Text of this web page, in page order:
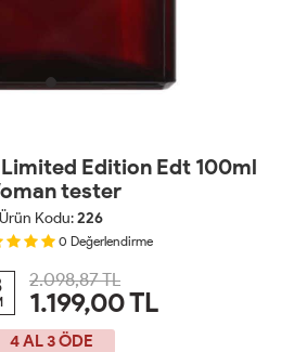
Edition Edt 100ml
tester
Ürün Kodu:226
0 Değerlendirme
2.098,87 TL
1.199,00TL
4 AL 3 ÖDE